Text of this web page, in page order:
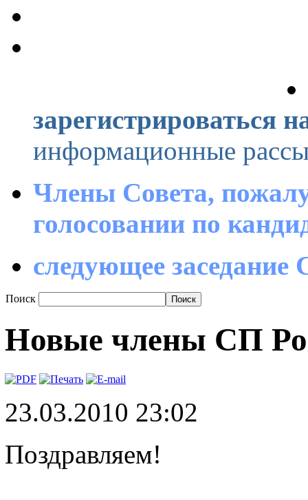
зарегистрироваться
информационные
Члены Совета,
голосовании по
следующее заседание
Поиск
Новые члены СП
23.03.2010 23:02
Поздравляем!